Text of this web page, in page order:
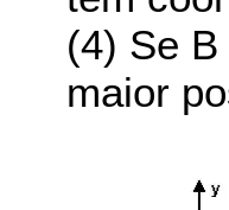
(4) Se
maior